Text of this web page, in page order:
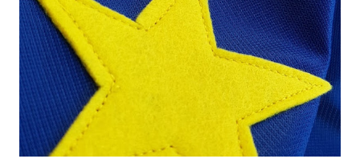
l'Europa e chi non la vuole. Un po' come quando subito
dopo la prima guerra mondiale Mussolini non ancora Duce
del Fascismo disse: "Si sta andando verso una spaccatura
non dei partiti, ma degli italiani. Tra chi ha fatto la trincea e
chi no". Ecco oggi la nostra trincea si chiama Europa e se
vogliamo difendere la...